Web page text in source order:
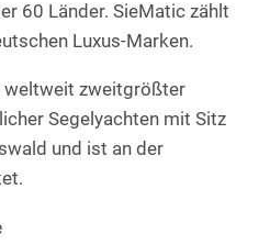
60 Länder. SieMatic zählt
Luxus-Marken.
weltweit zweitgrößter
Segelyachten mit Sitz
und ist an der